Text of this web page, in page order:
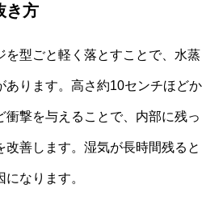
き方
を型ごと軽く落とすことで、水蒸
あります。高さ約10センチほどか
衝撃を与えることで、内部に残っ
改善します。湿気が長時間残ると
なります。